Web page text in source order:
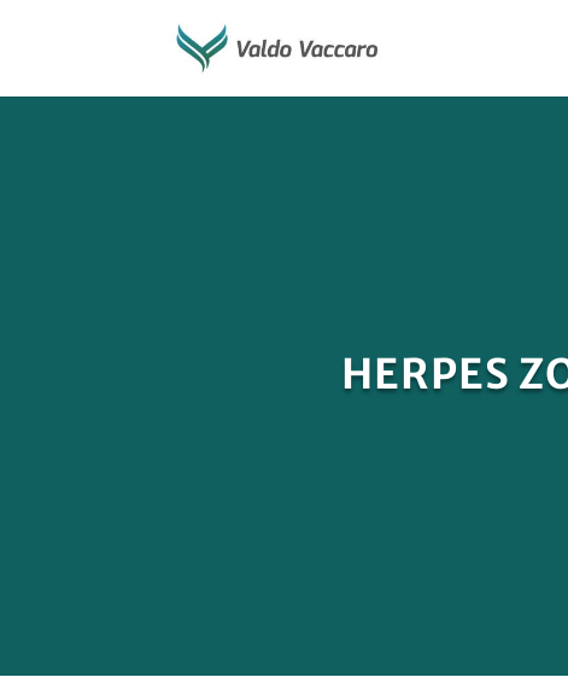
HERPES